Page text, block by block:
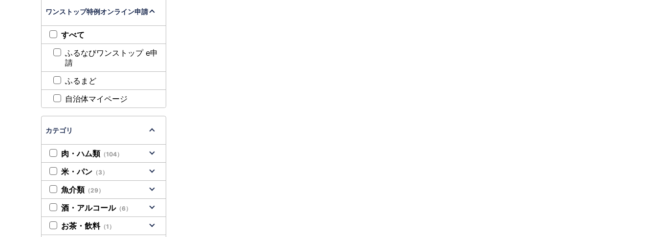
ワンストップ特例オンライン申請
すべて
ふるなびワンストップ e申
請
ふるまど
自治体マイページ
カテゴリ
肉・ハム類 （104）
米・パン （3）
魚介類 （29）
酒・アルコール（6）
お茶・飲料（1）